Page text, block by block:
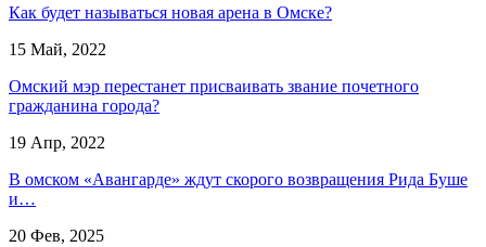
Как будет называться новая арена в Омске?
15 Май, 2022
Омский мэр перестанет присваивать звание почетного
гражданина города?
19 Апр, 2022
В омском «Авангарде» ждут скорого возвращения Рида Буше
и…
20 Фев, 2025